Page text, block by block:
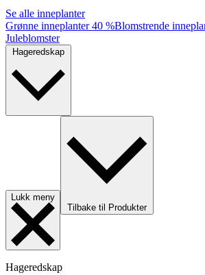
Se alle inneplanter
Grønne inneplanter40 %Blomstrende
Juleblomster
Lukk meny
Tilbake til Produkter
Hageredskap